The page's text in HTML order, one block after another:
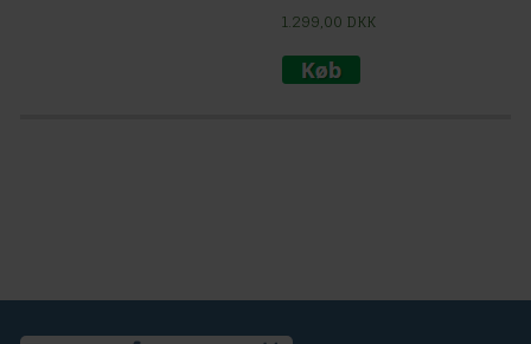
Hængekøjen er et stykke
Brasilien. Lækkert brugskunst.
1.299,00 DKK